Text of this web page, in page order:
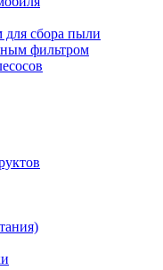
сбора пыли
фильтром